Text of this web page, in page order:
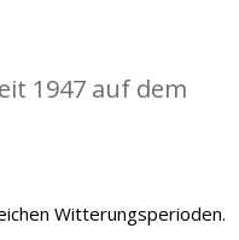
1947 auf dem
Witterungsperioden.